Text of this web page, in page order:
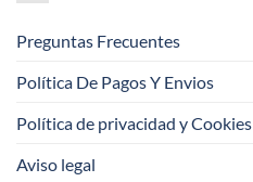
Preguntas Frecuentes
Política De Pagos Y Envios
Política de privacidad y Cookies
Aviso legal